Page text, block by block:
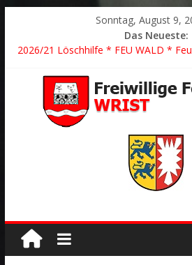
Sonntag, August 9,
Das Neueste:
2026/21 Löschhilfe * FEU WALD *
2026/24 * TH G Y * PKW überschlagen
2026/23 TH K Y * Person in
2026/22 TH Y * VU * 1 Person klemmt
Der schönste Einsatz des Jahres 2026